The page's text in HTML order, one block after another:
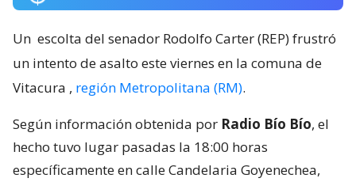
Un escolta del senador Rodolfo Carter (REP) frustró
un intento de asalto este viernes en la comuna de
Vitacura , región Metropolitana (RM).
Según información obtenida por Radio Bío Bío, el
hecho tuvo lugar pasadas la 18:00 horas
específicamente en calle Candelaria Goyenechea,